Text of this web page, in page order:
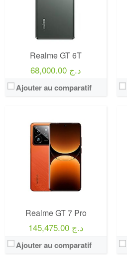
Realme GT 6T
68,000.00 د.ج
Ajouter au comparatif
Realme GT 7 Pro
145,475.00 د.ج
Ajouter au comparatif